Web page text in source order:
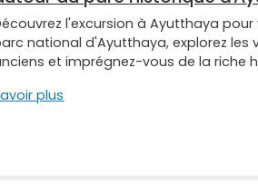
l'excursion à Ayutthaya pour
national d'Ayutthaya, explorez les
et imprégnez-vous de la riche
plus